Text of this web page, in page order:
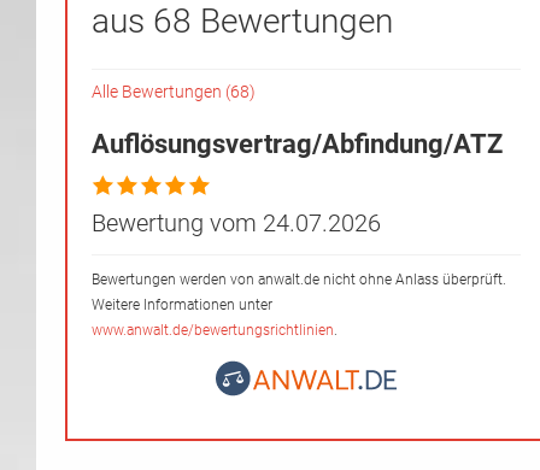
aus 68 Bewertungen
Alle Bewertungen (68)
Auflösungsvertrag/Abfindung/ATZ
Bewertung vom 24.07.2026
Bewertungen werden von anwalt.de nicht ohne Anlass überprüft.
Weitere Informationen unter
www.anwalt.de/bewertungsrichtlinien.